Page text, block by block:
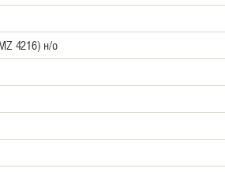
4216) н/о